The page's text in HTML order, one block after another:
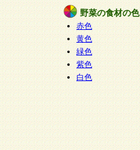
野菜の食材の色
赤色
黄色
緑色
紫色
白色